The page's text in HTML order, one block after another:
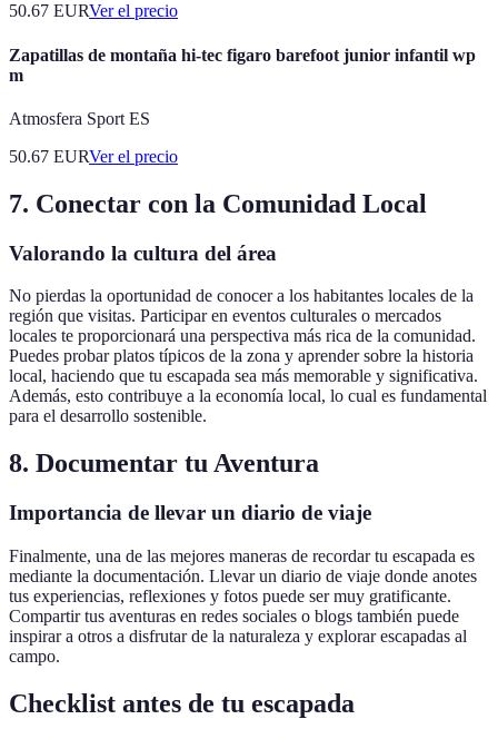
50.67 EURVer el precio
Zapatillas de montaña hi-tec figaro barefoot junior infantil wp
m
Atmosfera Sport ES
50.67 EURVer el precio
7. Conectar con la Comunidad Local
Valorando la cultura del área
No pierdas la oportunidad de conocer a los habitantes locales de la
región que visitas. Participar en eventos culturales o mercados
locales te proporcionará una perspectiva más rica de la comunidad.
Puedes probar platos típicos de la zona y aprender sobre la historia
local, haciendo que tu escapada sea más memorable y significativa.
Además, esto contribuye a la economía local, lo cual es fundamental
para el desarrollo sostenible.
8. Documentar tu Aventura
Importancia de llevar un diario de viaje
Finalmente, una de las mejores maneras de recordar tu escapada es
mediante la documentación. Llevar un diario de viaje donde anotes
tus experiencias, reflexiones y fotos puede ser muy gratificante.
Compartir tus aventuras en redes sociales o blogs también puede
inspirar a otros a disfrutar de la naturaleza y explorar escapadas al
campo.
Checklist antes de tu escapada